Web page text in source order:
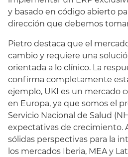
y basado en código abierto
dirección que debemos
Pietro destaca que el
cambio y requiere una
orientada a lo clínico. La
confirma completamente
ejemplo, UKI es un mercado
en Europa, ya que somos el
Servicio Nacional de Salud
expectativas de crecimiento.
sólidas perspectivas para la
los mercados Iberia, MEA y